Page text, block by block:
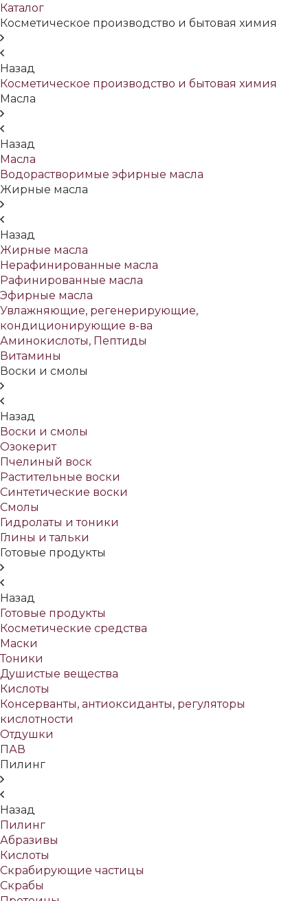
Каталог
Косметическое производство и бытовая химия
Назад
Косметическое производство и бытовая химия
Масла
Назад
Масла
Водорастворимые эфирные масла
Жирные масла
Назад
Жирные масла
Нерафинированные масла
Рафинированные масла
Эфирные масла
Увлажняющие, регенерирующие,
кондиционирующие в-ва
Аминокислоты, Пептиды
Витамины
Воски и смолы
Назад
Воски и смолы
Озокерит
Пчелиный воск
Растительные воски
Синтетические воски
Смолы
Гидролаты и тоники
Глины и тальки
Готовые продукты
Назад
Готовые продукты
Косметические средства
Маски
Тоники
Душистые вещества
Кислоты
Консерванты, антиоксиданты, регуляторы
кислотности
Отдушки
ПАВ
Пилинг
Назад
Пилинг
Абразивы
Кислоты
Скрабирующие частицы
Скрабы